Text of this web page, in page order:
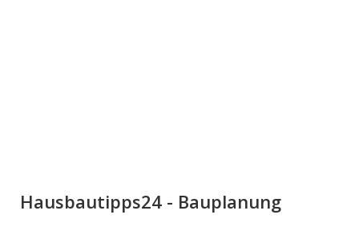
Hausbautipps24 - Bauplanung